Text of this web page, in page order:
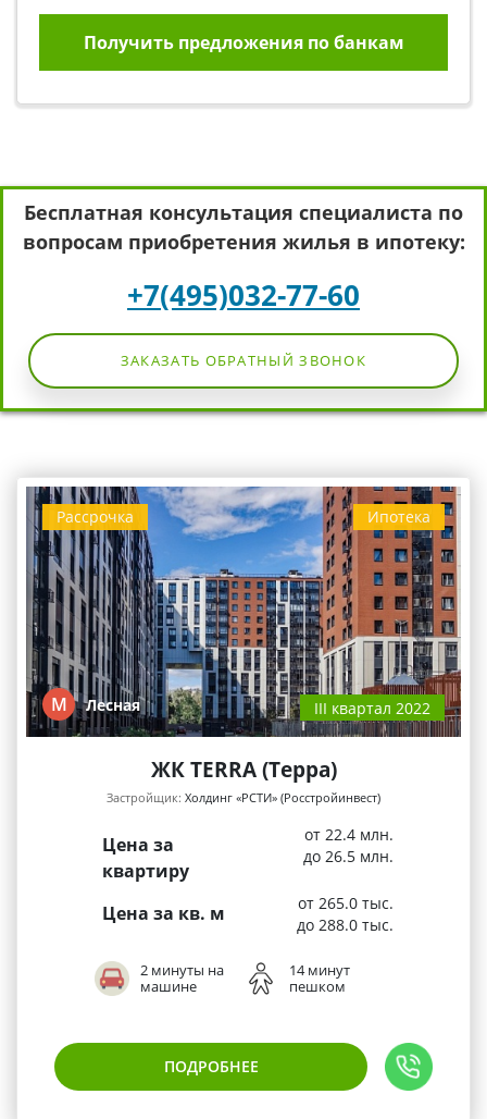
Получить предложения по банкам
Бесплатная консультация специалиста по
вопросам приобретения жилья в ипотеку:
+7(495)032-77-60
ЗАКАЗАТЬ ОБРАТНЫЙ ЗВОНОК
Ипотека
Рассрочка
М Лесная III квартал 2022
ЖК TERRA (Терра)
Застройщик: Холдинг «РСТИ» (Росстройинвест)
Цена за
квартиру
от 22.4 млн.
до 26.5 млн.
Цена за кв. м
от 265.0 тыс.
до 288.0 тыс.
2 минуты на
машине
14 минут
пешком
ПОДРОБНЕЕ